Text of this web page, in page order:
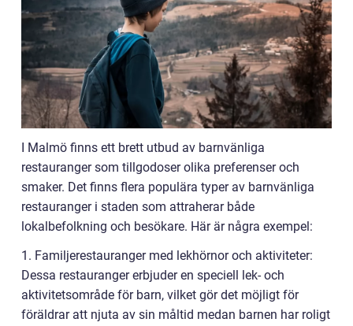
I Malmö finns ett brett utbud av barnvänliga
restauranger som tillgodoser olika preferenser och
smaker. Det finns flera populära typer av barnvänliga
restauranger i staden som attraherar både
lokalbefolkning och besökare. Här är några exempel:
1. Familjerestauranger med lekhörnor och aktiviteter:
Dessa restauranger erbjuder en speciell lek- och
aktivitetsområde för barn, vilket gör det möjligt för
föräldrar att njuta av sin måltid medan barnen har roligt